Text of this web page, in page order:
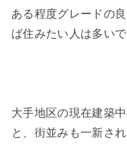
ある程度グレードの
ば住みたい人は多いで
大手地区の現在建築
と、街並みも一新さ